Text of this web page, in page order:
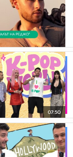
07:50